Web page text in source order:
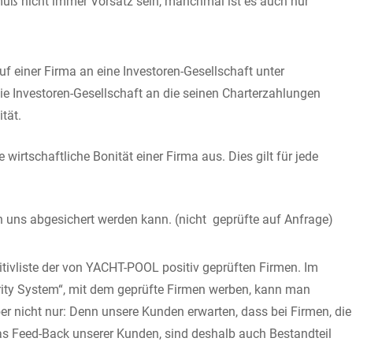
einer Firma an eine Investoren-Gesellschaft unter
Investoren-Gesellschaft an die seinen Charterzahlungen
Bonität einer Firma aus. Dies gilt für jede
abgesichert werden kann. (nicht geprüfte auf Anfrage)
der von YACHT-POOL positiv geprüften Firmen. Im
System“, mit dem geprüfte Firmen werben, kann man
nur: Denn unsere Kunden erwarten, dass bei Firmen, die
Back unserer Kunden, sind deshalb auch Bestandteil